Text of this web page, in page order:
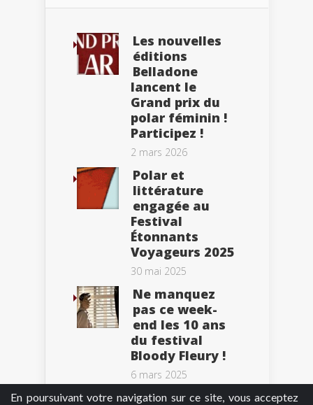
En poursuivant votre navigation sur ce site, vous acceptez
Les nouvelles
éditions
Belladone
lancent le
Grand prix du
polar féminin !
Participez !
2 mars 2026
Polar et
littérature
engagée au
Festival
Étonnants
Voyageurs 2025
30 mai 2025
Ne manquez
pas ce week-
end les 10 ans
du festival
Bloody Fleury !
6 mars 2025